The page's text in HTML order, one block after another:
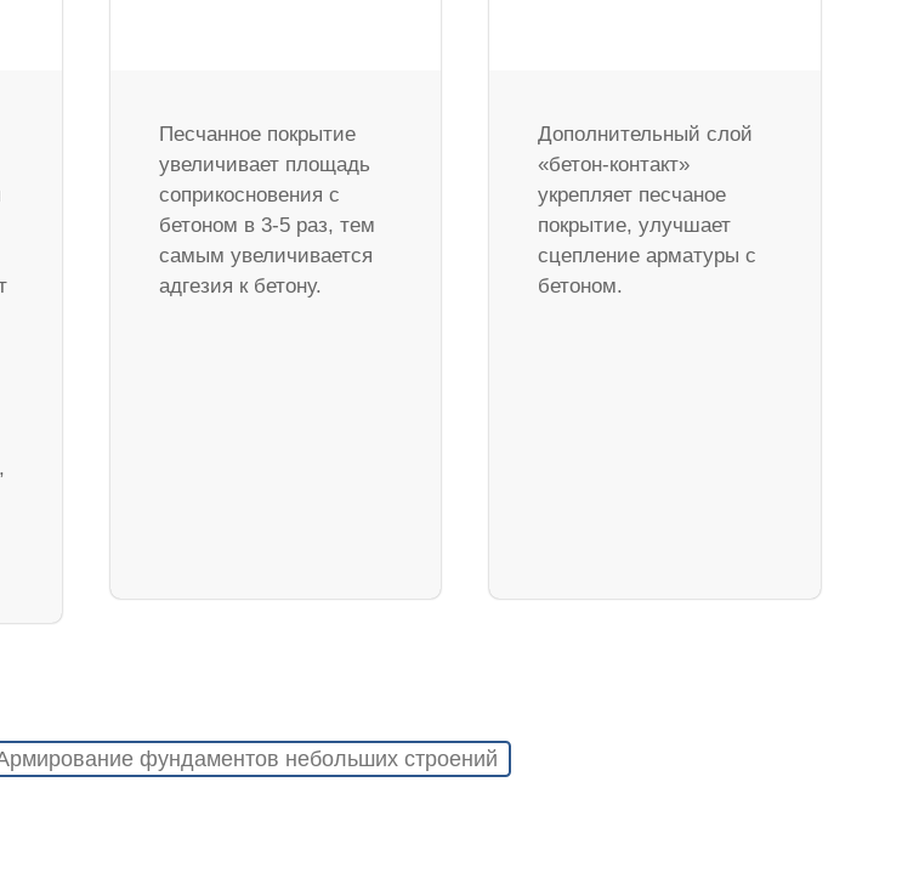
Песчанное покрытие
увеличивает площадь
соприкосновения с
бетоном в 3-5 раз, тем
самым увеличивается
адгезия к бетону.
Дополнительный слой
«бетон-контакт»
укрепляет песчаное
покрытие, улучшает
сцепление арматуры с
бетоном.
фундаментов небольших строений